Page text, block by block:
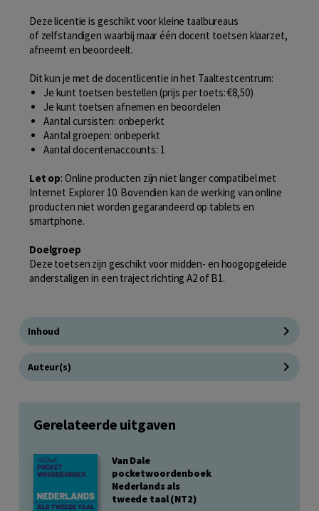
Deze licentie is geschikt voor kleine taalbureaus
of zelfstandigen waarbij maar één docent toetsen klaarzet,
afneemt en beoordeelt.
Dit kun je met de docentlicentie in het Taaltestcentrum:
Je kunt toetsen bestellen (prijs per toets: €8,50)
Je kunt toetsen afnemen en beoordelen
Aantal cursisten: onbeperkt
Aantal groepen: onbeperkt
Aantal docentenaccounts: 1
Let op: Online producten zijn niet langer compatibel met
Internet Explorer 10. Bovendien kan de werking van online
producten niet worden gegarandeerd op tablets en
smartphone.
Doelgroep
Deze toetsen zijn geschikt voor midden- en hoogopgeleide
anderstaligen in een traject richting A2 of B1.
Inhoud
Auteur(s)
Gerelateerde uitgaven
Van Dale
pocketwoordenboek
Nederlands als
tweede taal (NT2)